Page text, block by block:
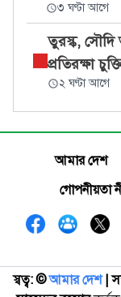
৩ ঘণ্টা আগে
তুরস্ক, সৌদি
প্রতিরক্ষা
২ ঘণ্টা আগে
আমার দেশ
গোপনীয়তা
স্বত্ব: ©️আমার দেশ|